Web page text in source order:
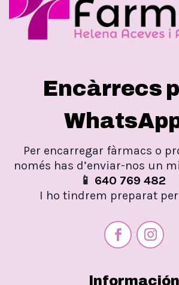
Encàrrecs
Per encarregar fàrmacs o
només has d’enviar-nos un
📱 640 769 482
I ho tindrem preparat
Información